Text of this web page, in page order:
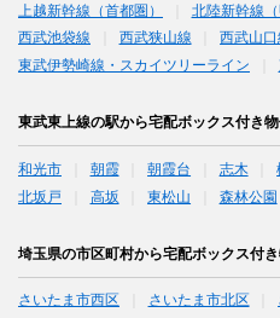
上越新幹線（首都圏）
北陸新幹線（
西武池袋線
西武狭山線 西武山
東武伊勢崎線・スカイツリーライン
東武東上線の駅から宅配ボックス付き
和光市 朝霞 朝霞台 志木
北坂戸
高坂 東松山 森林公園
埼玉県の市区町村から宅配ボックス付
さいたま市西区 さいたま市北区